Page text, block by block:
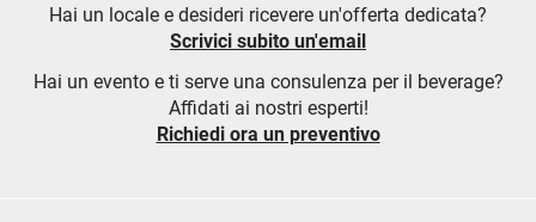
Hai un locale e desideri ricevere un'offerta dedicata?
Scrivici subito un'email
Hai un evento e ti serve una consulenza per il beverage?
Affidati ai nostri esperti!
Richiedi ora un preventivo